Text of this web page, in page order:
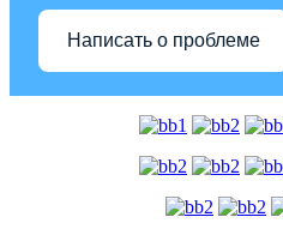
Написать о проблеме